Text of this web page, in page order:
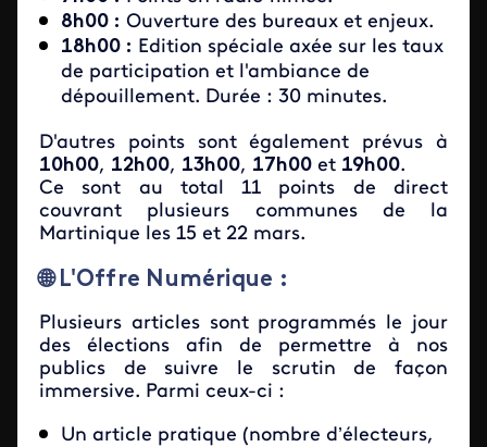
8h00 : Ouverture des bureaux et enjeux.
18h00 : Edition spéciale axée sur les taux
de participation et l'ambiance de
dépouillement. Durée : 30 minutes.
D'autres points sont également prévus à
10h00, 12h00, 13h00, 17h00 et 19h00.
Ce sont au total 11 points de direct
couvrant plusieurs communes de la
Martinique les 15 et 22 mars.
🌐​ L'Offre Numérique :
Plusieurs articles sont programmés le jour
des élections afin de permettre à nos
publics de suivre le scrutin de façon
immersive. Parmi ceux-ci :
Un article pratique (nombre d’électeurs,